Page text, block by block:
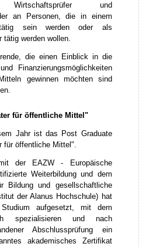
Wirtschaftsprüfer und
an Personen, die in einem
sein werden oder als
tätig werden wollen.
die einen Einblick in die
Finanzierungsmöglichkeiten
gewinnen möchten sind
für öffentliche Mittel"
Jahr ist das Post Graduate
für öffentliche Mittel".
der EAZW - Europäische
Weiterbildung und dem
Bildung und gesellschaftliche
der Alanus Hochschule) hat
aufgesetzt, mit dem
spezialisieren und nach
Abschlussprüfung ein
akademisches Zertifikat